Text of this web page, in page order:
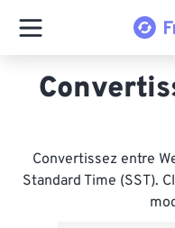
Convertissez entre
Standard Time (SST).